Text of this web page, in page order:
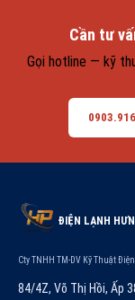
Cần tư
Gọi hotline — kỹ
ĐIỆN LẠNH
Cty TNHH TM-DV Kỹ Thuật
84/4Z, Võ Thị Hồi, Ấp